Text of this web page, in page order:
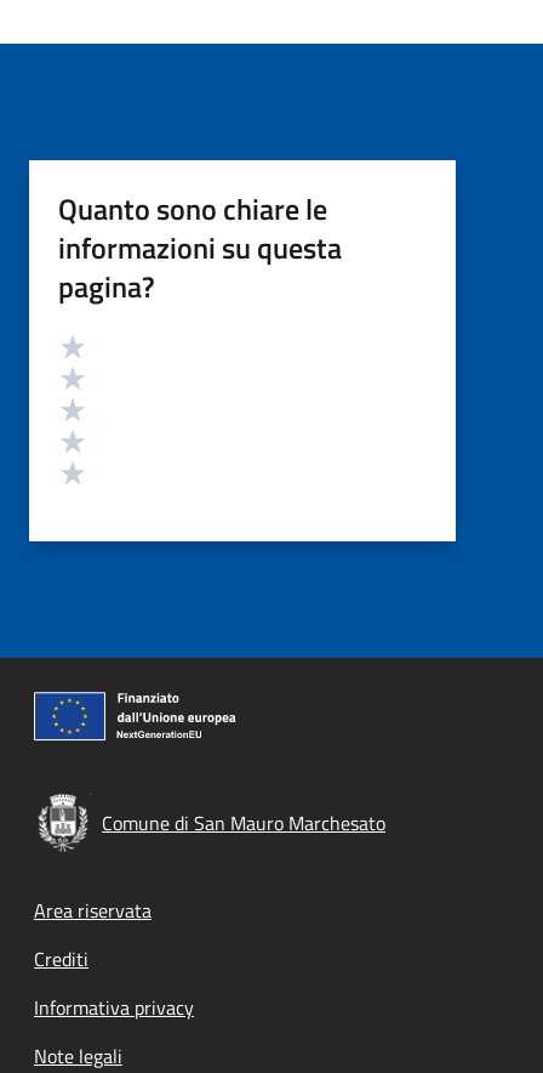
Quanto sono chiare le
informazioni su questa
pagina?
Valutazione
Comune di San Mauro Marchesato
Footer menu
Area riservata
Crediti
Informativa privacy
Note legali